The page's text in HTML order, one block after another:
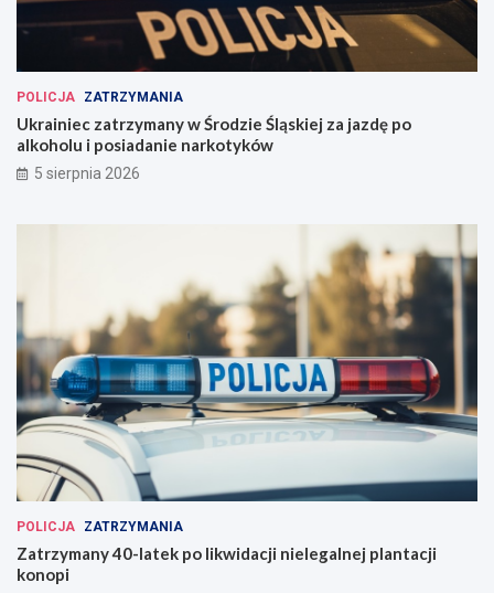
POLICJA ZATRZYMANIA
Ukrainiec zatrzymany w Środzie Śląskiej za jazdę po
alkoholu i posiadanie narkotyków
5 sierpnia 2026
POLICJA ZATRZYMANIA
Zatrzymany 40-latek po likwidacji nielegalnej plantacji
konopi